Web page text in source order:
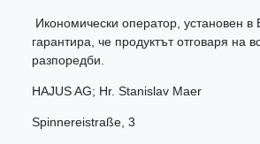
Икономически оператор, установен в
гарантира, че продуктът отговаря на
разпоредби.
HAJUS AG; Hr. Stanislav Maer
Spinnereistraße 3